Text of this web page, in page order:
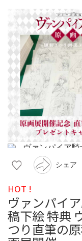
シェア
HOT !
ヴァンパイ
稿下絵 特典
つり直筆の